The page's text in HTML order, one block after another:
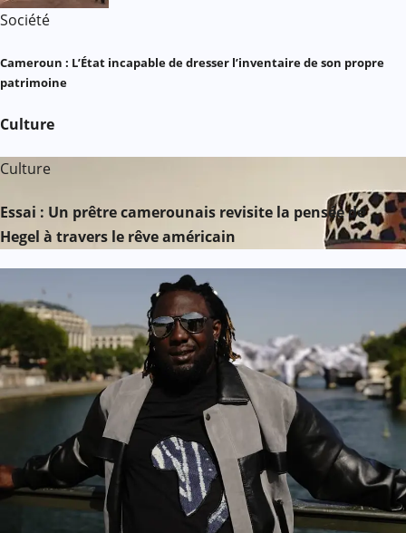
Société
Cameroun : L’État incapable de dresser l’inventaire de son propre
patrimoine
Culture
Culture
Essai : Un prêtre camerounais revisite la pensée de
Hegel à travers le rêve américain